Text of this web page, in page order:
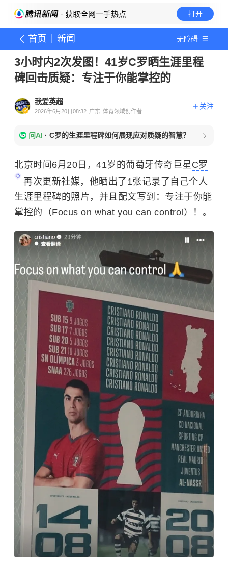
· 获取全网一手热点 打开
首页 新闻 无障碍
3小时内2次发图！41岁C罗晒生涯里程
碑回击质疑：专注于你能掌控的
我爱英超
2026年6月20日08:32 广东 体育领域创作者
关注
问AI · C罗的生涯里程碑如何展现应对质疑的智慧？
北京时间6月20日，41岁的葡萄牙传奇巨星 C罗
再次更新社媒，他晒出了1张记录了自己个人
生涯里程碑的照片，并且配文写到：专注于你能
掌控的（Focus on what you can control）！。